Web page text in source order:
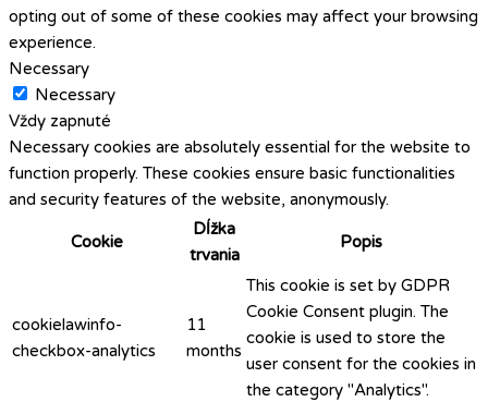
opting out of some of these cookies may affect your browsing
experience.
Necessary
Necessary
Vždy zapnuté
Necessary cookies are absolutely essential for the website to
function properly. These cookies ensure basic functionalities
and security features of the website, anonymously.
Cookie
Dĺžka
trvania
Popis
cookielawinfo-
checkbox-analytics
11
months
This cookie is set by GDPR
Cookie Consent plugin. The
cookie is used to store the
user consent for the cookies in
the category "Analytics".